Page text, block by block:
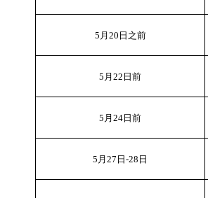
5 月 20 日之前
5 月 22 日前
5 月 24 日前
5 月 27 日 -28 日